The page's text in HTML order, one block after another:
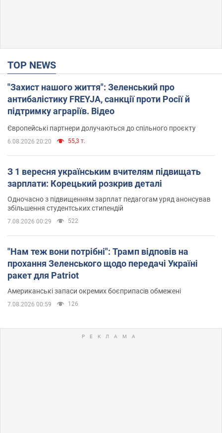
TOP NEWS
"Захист нашого життя": Зеленський про
антибалістику FREYJA, санкції проти Росії й
підтримку аграріїв. Відео
Європейські партнери долучаються до спільного проєкту
6.08.2026 20:20 55,3 т.
З 1 вересня українським вчителям підвищать
зарплати: Корецький розкрив деталі
Одночасно з підвищенням зарплат педагогам уряд анонсував
збільшення студентських стипендій
7.08.2026 00:29 522
"Нам теж вони потрібні": Трамп відповів на
прохання Зеленського щодо передачі Україні
ракет для Patriot
Американські запаси окремих боєприпасів обмежені
7.08.2026 00:59 126